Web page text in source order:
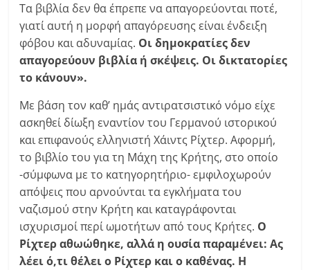
Τα βιβλία δεν θα έπρεπε να απαγορεύονται ποτέ,
γιατί αυτή η μορφή απαγόρευσης είναι ένδειξη
φόβου και αδυναμίας. Οι δημοκρατίες δεν
απαγορεύουν βιβλία ή σκέψεις. Οι δικτατορίες
το κάνουν».
Με βάση τον καθ’ ημάς αντιρατσιστικό νόμο είχε
ασκηθεί δίωξη εναντίον του Γερμανού ιστορικού
και επιφανούς ελληνιστή Χάιντς Ρίχτερ. Αφορμή,
το βιβλίο του για τη Μάχη της Κρήτης, στο οποίο
-σύμφωνα με το κατηγορητήριο- εμφιλοχωρούν
απόψεις που αρνούνται τα εγκλήματα του
ναζισμού στην Κρήτη και καταγράφονται
ισχυρισμοί περί ωμοτήτων από τους Κρήτες. Ο
Ρίχτερ αθωώθηκε, αλλά η ουσία παραμένει: Ας
λέει ό,τι θέλει ο Ρίχτερ και ο καθένας. Η